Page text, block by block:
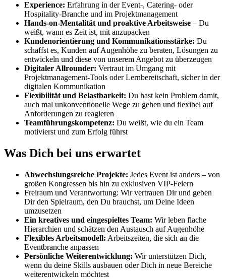
Experience: Erfahrung in der Event-, Catering- oder
Hospitality-Branche und im Projektmanagement
Hands-on-Mentalität und proaktive Arbeitsweise – Du
weißt, wann es Zeit ist, mit anzupacken
Kundenorientierung und Kommunikationsstärke: Du
schaffst es, Kunden auf Augenhöhe zu beraten, Lösungen zu
entwickeln und diese von unserem Angebot zu überzeugen
Digitaler Allrounder: Vertraut im Umgang mit
Projektmanagement-Tools oder Lernbereitschaft, sicher in der
digitalen Kommunikation
Flexibilität und Belastbarkeit: Du hast kein Problem damit,
auch mal unkonventionelle Wege zu gehen und flexibel auf
Anforderungen zu reagieren
Teamführungskompetenz: Du weißt, wie du ein Team
motivierst und zum Erfolg führst
Was Dich bei uns erwartet
Abwechslungsreiche Projekte: Jedes Event ist anders – von
großen Kongressen bis hin zu exklusiven VIP-Feiern
Freiraum und Verantwortung: Wir vertrauen Dir und geben
Dir den Spielraum, den Du brauchst, um Deine Ideen
umzusetzen
Ein kreatives und eingespieltes Team: Wir leben flache
Hierarchien und schätzen den Austausch auf Augenhöhe
Flexibles Arbeitsmodell: Arbeitszeiten, die sich an die
Eventbranche anpassen
Persönliche Weiterentwicklung: Wir unterstützen Dich,
wenn du deine Skills ausbauen oder Dich in neue Bereiche
weiterentwickeln möchtest